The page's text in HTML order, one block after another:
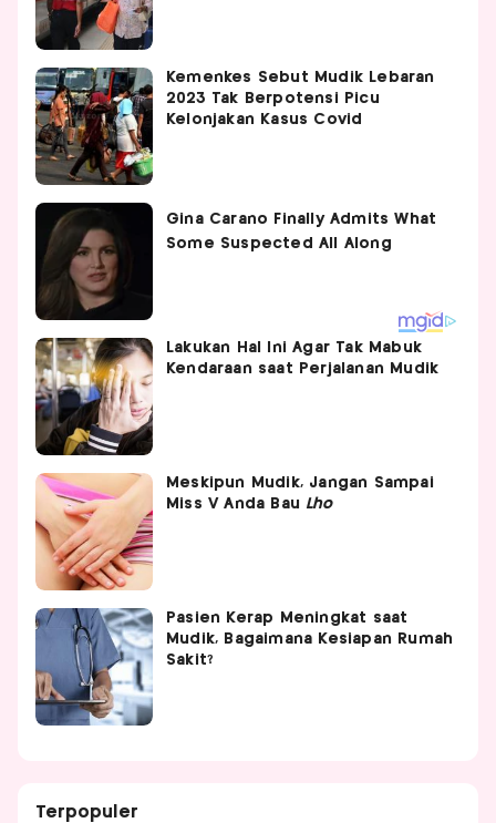
Kemenkes Sebut Mudik Lebaran
2023 Tak Berpotensi Picu
Kelonjakan Kasus Covid
Lakukan Hal Ini Agar Tak Mabuk
Kendaraan saat Perjalanan Mudik
Meskipun Mudik, Jangan Sampai
Miss V Anda Bau Lho
Pasien Kerap Meningkat saat
Mudik, Bagaimana Kesiapan Rumah
Sakit?
Terpopuler